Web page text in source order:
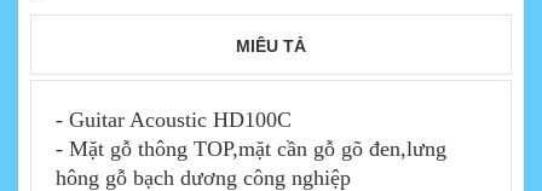
MIÊU TẢ
- Guitar Acoustic HD100C
- Mặt gỗ thông TOP,mặt cần gỗ gõ đen,lưng
hông gỗ bạch dương công nghiệp